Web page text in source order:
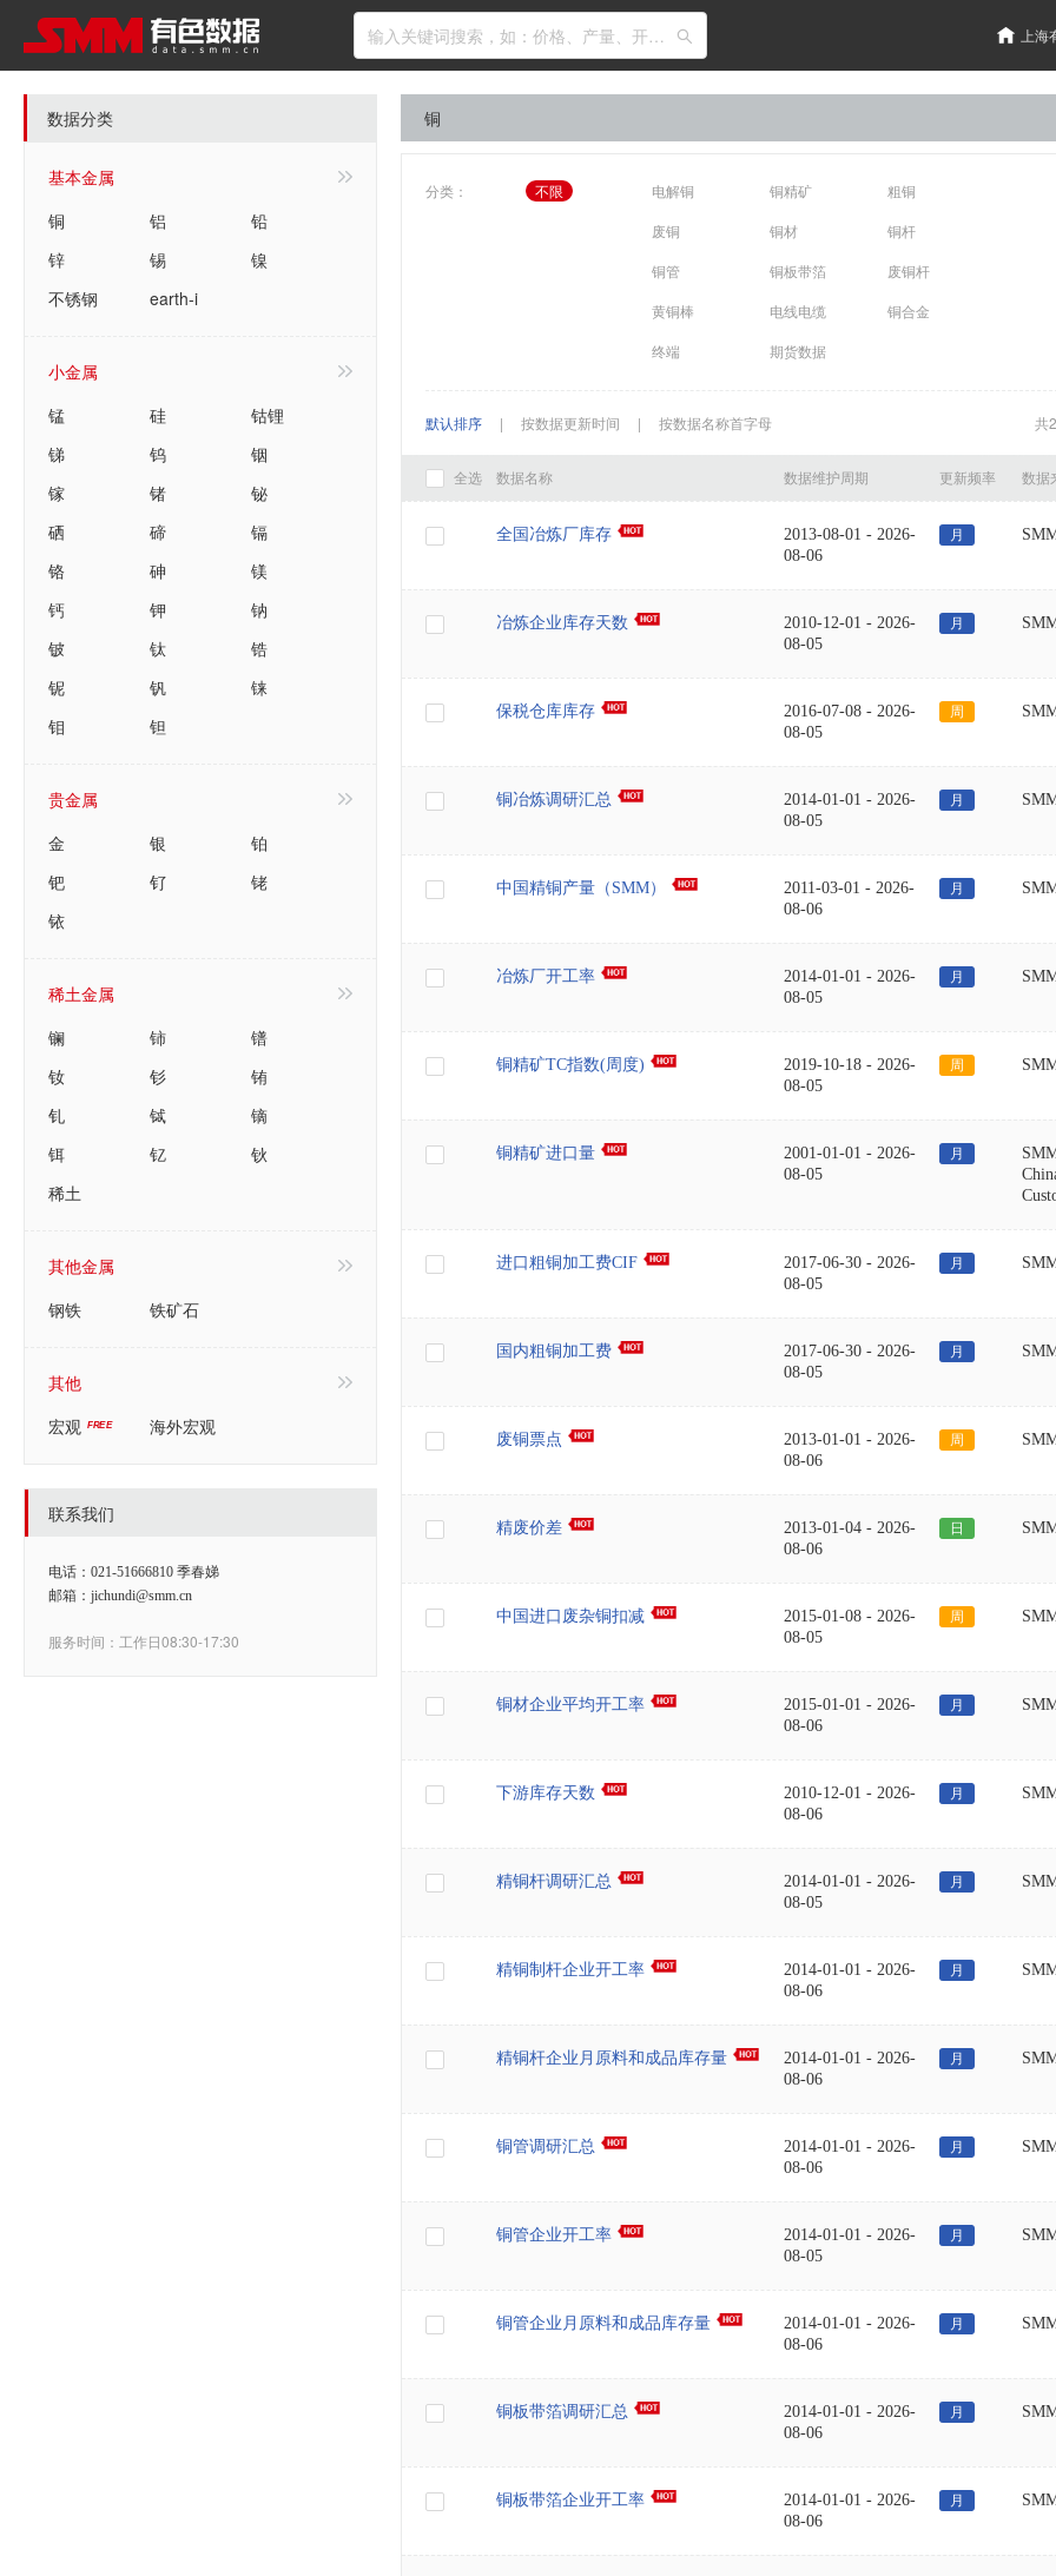
输入关键词搜索，如：价格、产量、开工率、库存 上海
数据分类
基本金属
铜
铝
铅
锌
锡
镍
不锈钢
earth-i
小金属
锰
硅
钴锂
锑
钨
铟
镓
锗
铋
硒
碲
镉
铬
砷
镁
钙
钾
钠
铍
钛
锆
铌
钒
铼
钼
钽
贵金属
金
银
铂
钯
钌
铑
铱
稀土金属
镧
铈
镨
钕
钐
铕
钆
铽
镝
铒
钇
钬
稀土
其他金属
钢铁
铁矿石
其他
宏观
海外宏观
联系我们
电话：021-51666810 季春娣
邮箱：jichundi@smm.cn
服务时间：工作日08:30-17:30
铜
分类： 不限 电解铜 铜精矿
粗铜
废铜
铜材
铜杆
铜管
铜板带箔
废铜杆
黄铜棒
电线电缆
铜合金
终端
期货数据
默认排序 | 按数据更新时间 | 按数据名称首字母 共
全选 数据名称 数据维护周期 更新频率 数据
全国冶炼厂库存 2013-08-01 -2026-
08-06
月
冶炼企业库存天数 2010-12-01 -2026-
08-05
月
保税仓库库存 2016-07-08 -2026-
08-05
周
铜冶炼调研汇总 2014-01-01 -2026-
08-05
月
中国精铜产量（SMM） 2011-03-01 -2026-
08-06
月
冶炼厂开工率 2014-01-01 -2026-
08-05
月
铜精矿TC指数(周度) 2019-10-18 -2026-
08-05
周
铜精矿进口量 2001-01-01 -2026-
08-05
月
进口粗铜加工费CIF 2017-06-30 -2026-
08-05
月
国内粗铜加工费 2017-06-30 -2026-
08-05
月
废铜票点 2013-01-01 -2026-
08-06
周
精废价差 2013-01-04 -2026-
08-06
日
中国进口废杂铜扣减 2015-01-08 -2026-
08-05
周
铜材企业平均开工率 2015-01-01 -2026-
08-06
月
下游库存天数 2010-12-01 -2026-
08-06
月
精铜杆调研汇总 2014-01-01 -2026-
08-05
月
精铜制杆企业开工率 2014-01-01 -2026-
08-06
月
精铜杆企业月原料和成品库存量 2014-01-01 -2026-
08-06
月
铜管调研汇总 2014-01-01 -2026-
08-06
月
铜管企业开工率 2014-01-01 -2026-
08-05
月
铜管企业月原料和成品库存量 2014-01-01 -2026-
08-06
月
铜板带箔调研汇总 2014-01-01 -2026-
08-06
月
铜板带箔企业开工率 2014-01-01 -2026-
08-06
月